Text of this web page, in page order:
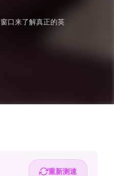
口来了解真正的英
重新测速